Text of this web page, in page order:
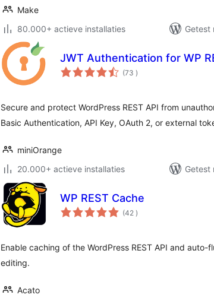
Make
80.000+ actieve installaties
Getest
JWT Authentication for WP
(73 aantal
beoordelingen
)
Secure and protect WordPress REST API from
Basic Authentication, API Key, OAuth 2, or external
miniOrange
20.000+ actieve installaties
Getest
WP REST Cache
(42 aantal
beoordelingen
)
Enable caching of the WordPress REST API and
editing.
Acato